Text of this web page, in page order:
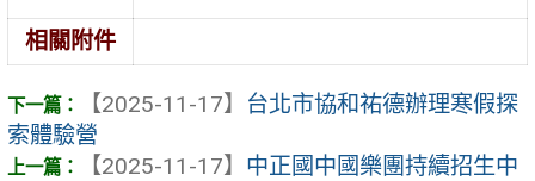
相關附件
【2025-11-17】 台北市協和祐德辦理寒假探
索體驗營
【2025-11-17】 中正國中國樂團持續招生中